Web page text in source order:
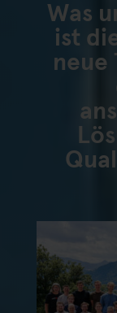
Was
ist
neue